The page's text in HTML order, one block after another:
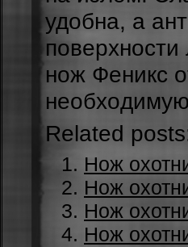
удoбнa, a
нож Феникс
Related
Нож
Нож
Нож
Нож